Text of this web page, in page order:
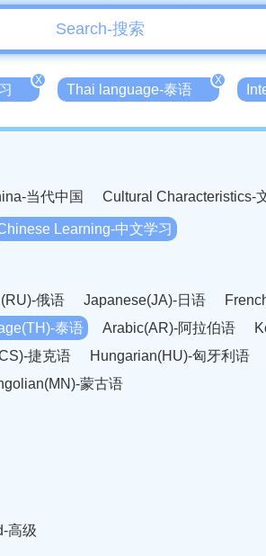
X
Thai language-泰语
X
当代中国 Cultural Characteristics-
Learning-中文学习
俄语 Japanese(JA)-日语
泰语 Arabic(AR)-阿拉伯语
捷克语 Hungarian(HU)-匈牙利语
蒙古语
高级